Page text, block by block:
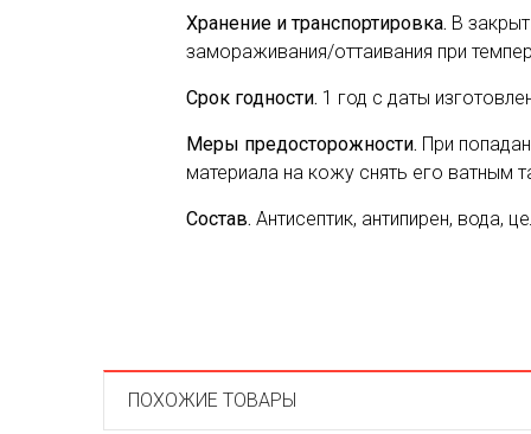
Хранение и транспортировка. В
замораживания/оттаивания при
Срок годности. 1 год с даты
Меры предосторожности. При
материала на кожу снять его ватным
Состав. Антисептик, антипирен, вода,
ПОХОЖИЕ ТОВАРЫ